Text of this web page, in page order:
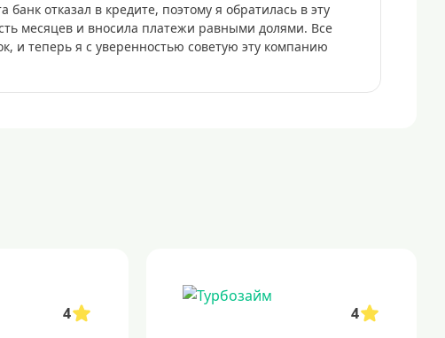
банк отказал в кредите, поэтому я обратилась в эту
месяцев и вносила платежи равными долями. Все
и теперь я с уверенностью советую эту компанию
4 4